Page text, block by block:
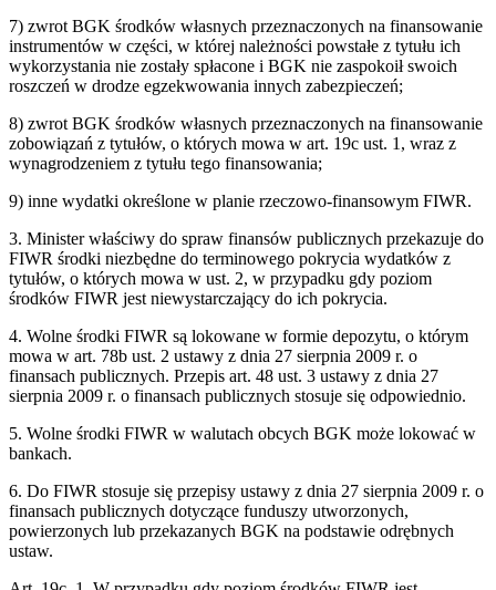
7) zwrot BGK środków własnych przeznaczonych na finansowanie
instrumentów w części, w której należności powstałe z tytułu ich
wykorzystania nie zostały spłacone i BGK nie zaspokoił swoich
roszczeń w drodze egzekwowania innych zabezpieczeń;
8) zwrot BGK środków własnych przeznaczonych na finansowanie
zobowiązań z tytułów, o których mowa w art. 19c ust. 1, wraz z
wynagrodzeniem z tytułu tego finansowania;
9) inne wydatki określone w planie rzeczowo-finansowym FIWR.
3. Minister właściwy do spraw finansów publicznych przekazuje do
FIWR środki niezbędne do terminowego pokrycia wydatków z
tytułów, o których mowa w ust. 2, w przypadku gdy poziom
środków FIWR jest niewystarczający do ich pokrycia.
4. Wolne środki FIWR są lokowane w formie depozytu, o którym
mowa w art. 78b ust. 2 ustawy z dnia 27 sierpnia 2009 r. o
finansach publicznych. Przepis art. 48 ust. 3 ustawy z dnia 27
sierpnia 2009 r. o finansach publicznych stosuje się odpowiednio.
5. Wolne środki FIWR w walutach obcych BGK może lokować w
bankach.
6. Do FIWR stosuje się przepisy ustawy z dnia 27 sierpnia 2009 r. o
finansach publicznych dotyczące funduszy utworzonych,
powierzonych lub przekazanych BGK na podstawie odrębnych
ustaw.